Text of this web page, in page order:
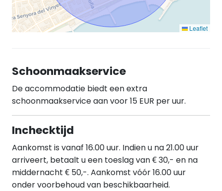
Leaflet
Schoonmaakservice
De accommodatie biedt een extra
schoonmaakservice aan voor 15 EUR per uur.
Inchecktijd
Aankomst is vanaf 16.00 uur. Indien u na 21.00 uur
arriveert, betaalt u een toeslag van € 30,- en na
middernacht € 50,-. Aankomst vóór 16.00 uur
onder voorbehoud van beschikbaarheid.